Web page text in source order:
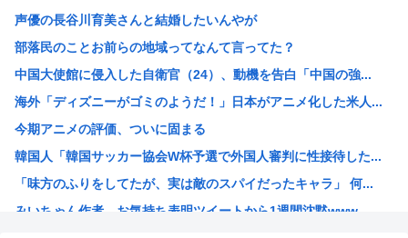
【悲報】ディズニーのおいなり巻（600円）、卑猥すぎて賛...
【驚愕】名作『無職転生』凄い事に気付いたwww『無職転生...
セカンドサマーウイカ、AVになってしまう…「このAV最高...
ワイの株式口座 爆損で逝く
海行ってきたで
中国企業Zbtlink製のルーター20機種にバックドア…...
実は女に勘違いされている男のオ●ニー挙げてけ
声優の長谷川育美さんと結婚したいんやが
部落民のことお前らの地域ってなんて言ってた？
中国大使館に侵入した自衛官（24）、動機を告白「中国の強...
海外「ディズニーがゴミのようだ！」日本がアニメ化した米人...
今期アニメの評価、ついに固まる
韓国人「韓国サッカー協会W杯予選で外国人審判に性接待した...
「味方のふりをしてたが、実は敵のスパイだったキャラ」 何...
みいちゃん作者、お気持ち表明ツイートから1週間沈黙www